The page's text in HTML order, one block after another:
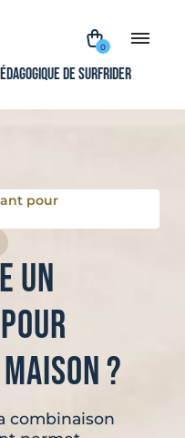
0
de Surfrider
pour
un
?
combinaison